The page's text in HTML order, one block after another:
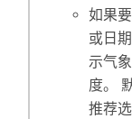
如果
或日
示气
度。
推荐